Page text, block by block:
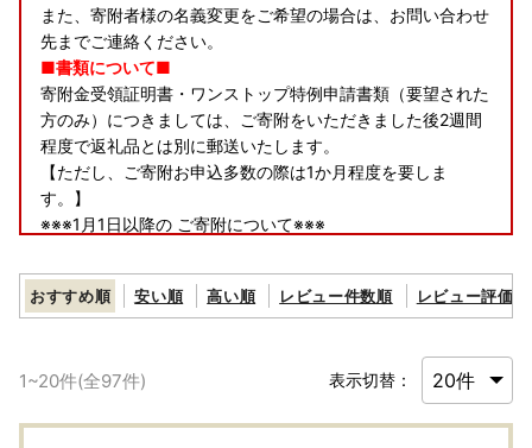
また、寄附者様の名義変更をご希望の場合は、お問い合わせ
先までご連絡ください。
■書類について■
寄附金受領証明書・ワンストップ特例申請書類（要望された
方のみ）につきましては、ご寄附をいただきました後2週間
程度で返礼品とは別に郵送いたします。
【ただし、ご寄附お申込多数の際は1か月程度を要しま
す。】
※※※1月1日以降の ご寄附について※※※
しては
2月から発送いたします。
発送予定につきましては、お選びいただく返礼品により異な
ります。各返礼品詳細ページの「配送」欄に記載しておりま
すので、ご確認の上お申し込みください。なお、11～12月は
おすすめ順 安い順 高い順 レビュー件数順 レビュー評価順
1~20件(全97件) 表示切替：